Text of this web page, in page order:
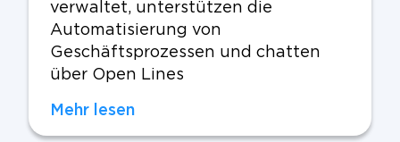
verwaltet, unterstützen die
Automatisierung von
Geschäftsprozessen und chatten
über Open Lines
Mehr lesen